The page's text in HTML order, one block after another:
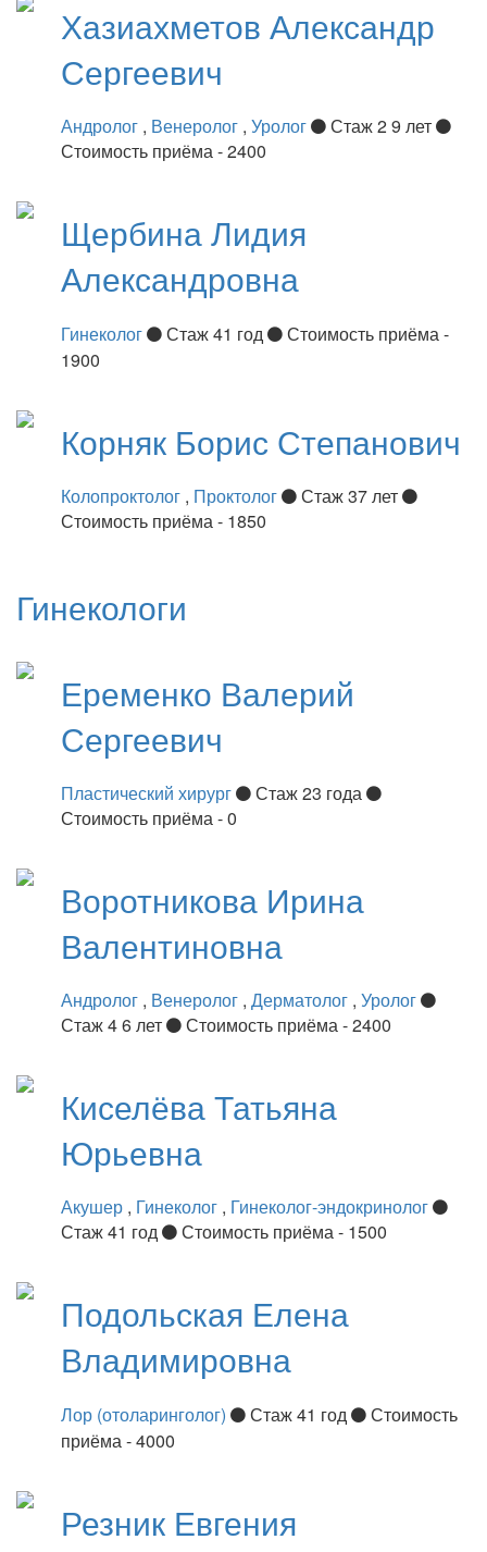
Хазиахметов Александр
Сергеевич
Андролог , Венеролог , Уролог
Стаж 2 9 лет
Стоимость приёма - 2400
ЩербинаЛидия
Александровна
Гинеколог Стаж 41 год
Стоимость приёма -
1900
Корняк Борис Степанович
Колопроктолог , Проктолог
Стаж 37 лет
Стоимость приёма - 1850
Гинекологи
Еременко Валерий
Сергеевич
Пластический хирург
Стаж 23 года
Стоимость приёма - 0
Воротникова Ирина
Валентиновна
Андролог , Венеролог , Дерматолог , Уролог
Стаж 4 6 лет
Стоимость приёма - 2400
КиселёваТатьяна
Юрьевна
Акушер , Гинеколог , Гинеколог-эндокринолог
Стаж 41 год
Стоимость приёма - 1500
Подольская Елена
Владимировна
Лор (отоларинголог) Стаж 41 год
Стоимость
приёма - 4000
Резник Евгения